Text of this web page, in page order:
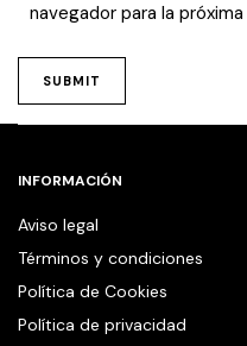
navegador para la
INFORMACIÓN
Aviso legal
Términos y condiciones
Política de Cookies
Política de privacidad